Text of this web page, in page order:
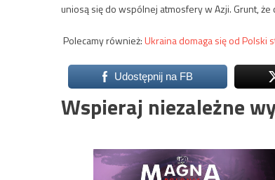
uniosą się do wspólnej atmosfery w Azji. Grunt,
Polecamy również:Ukraina domaga się od Polski
Udostępnij na FB
Wspieraj niezależne